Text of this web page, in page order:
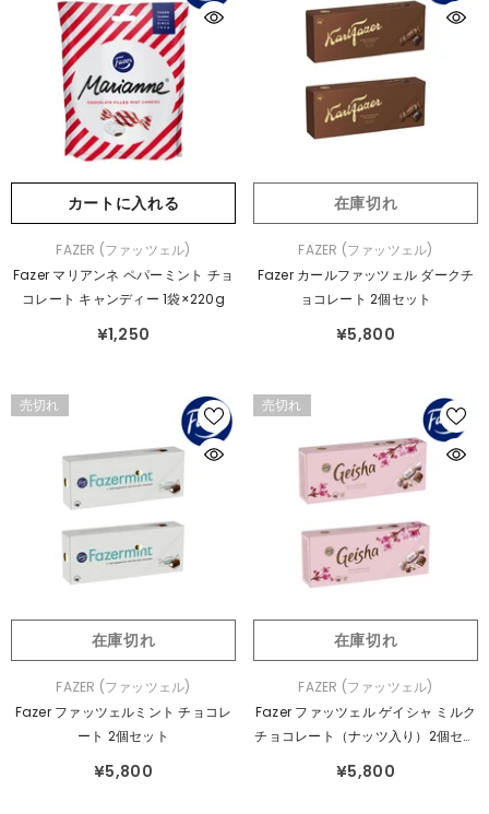
カートに入れる
売
元：
FAZER (ファッツェル)
Fazer マリアンネ ペパーミント チョ
コレート キャンディー 1袋×220g
¥1,250
在庫切れ
売
FAZER (ファッツェル)
Fazer カールファッツェル ダークチ
ョコレート 2個セット
¥5,800
売切れ
在庫切れ
売
FAZER (ファッツェル)
Fazer ファッツェルミント チョコレ
ート 2個セット
¥5,800
売切れ
在庫切れ
売
元：
FAZER (ファッツェル)
Fazer ファッツェル ゲイシャ ミルク
チョコレート（ナッツ入り）2個セッ
¥5,800